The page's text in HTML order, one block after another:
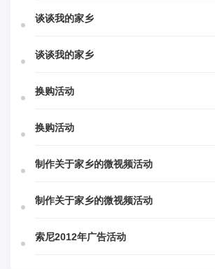
谈谈我的家乡
谈谈我的家乡
换购活动
换购活动
制作关于家乡的微视频活动
制作关于家乡的微视频活动
索尼2012年广告活动